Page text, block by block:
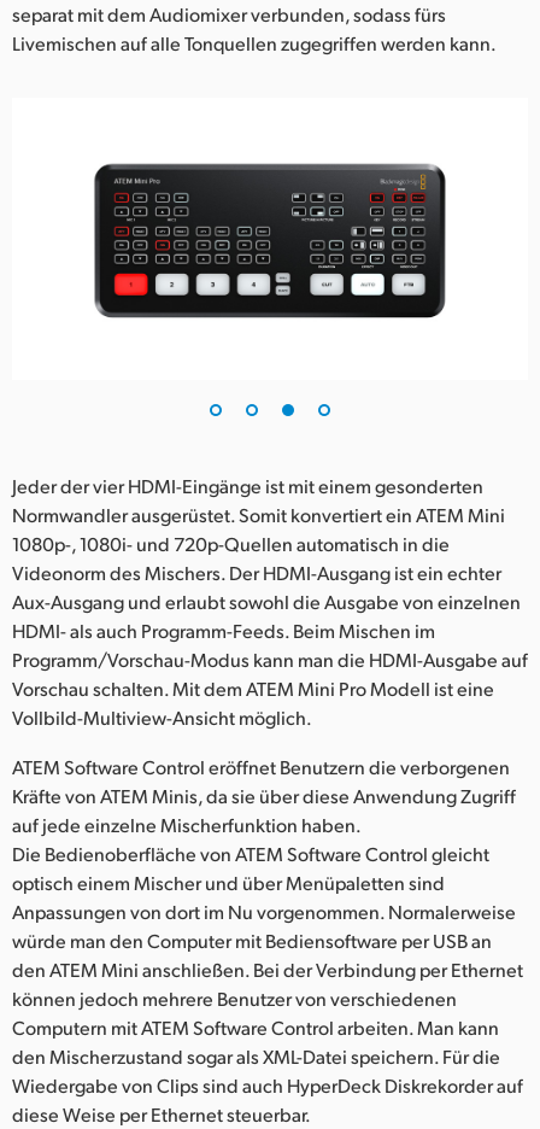
separat mit dem Audiomixer verbunden, sodass fürs
Livemischen auf alle Tonquellen zugegriffen werden kann.
Jeder der vier HDMI-Eingänge ist mit einem gesonderten
Normwandler ausgerüstet. Somit konvertiert ein ATEM Mini
1080p-, 1080i- und 720p-Quellen automatisch in die
Videonorm des Mischers. Der HDMI-Ausgang ist ein echter
Aux-Ausgang und erlaubt sowohl die Ausgabe von einzelnen
HDMI- als auch Programm-Feeds. Beim Mischen im
Programm/Vorschau-Modus kann man die HDMI-Ausgabe auf
Vorschau schalten. Mit dem ATEM Mini Pro Modell ist eine
Vollbild-Multiview-Ansicht möglich.
ATEM Software Control eröffnet Benutzern die verborgenen
Kräfte von ATEM Minis, da sie über diese Anwendung Zugriff
auf jede einzelne Mischerfunktion haben.
Die Bedienoberfläche von ATEM Software Control gleicht
optisch einem Mischer und über Menüpaletten sind
Anpassungen von dort im Nu vorgenommen. Normalerweise
würde man den Computer mit Bediensoftware per USB an
den ATEM Mini anschließen. Bei der Verbindung per Ethernet
können jedoch mehrere Benutzer von verschiedenen
Computern mit ATEM Software Control arbeiten. Man kann
den Mischerzustand sogar als XML-Datei speichern. Für die
Wiedergabe von Clips sind auch HyperDeck Diskrekorder auf
diese Weise per Ethernet steuerbar.